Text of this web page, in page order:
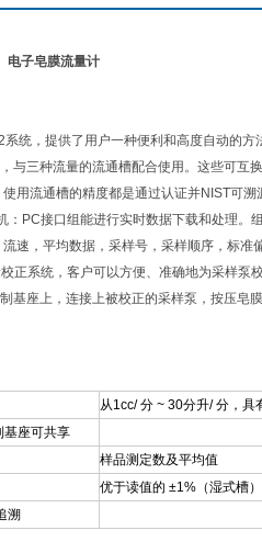
电子皂膜流量计
，提供了用户一种便利和高度自动的方
与三种流量的流通槽配合使用。这些可互
用流通槽的精度都是通过认证并NIST可溯
PC接口组能进行实时数据下载和处理。
速，平均数据，采样号，采样顺序，标准
正系统，客户可以方便、准确地为采样泵
座上，连接上被校正的采样泵，按压皂
从1cc/ 分 ~ 30分升/ 分，具
基座可共享
样品测定数及平均值
优于读值的 ±1%（湿式槽）
溯